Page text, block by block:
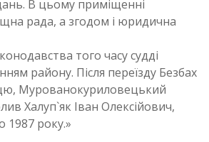
В цьому приміщенні
рада, а згодом і юридична
того часу судді
району. Після переїзду Безбах
Мурованокуриловецький
Халуп`як Іван Олексійович,
року.»